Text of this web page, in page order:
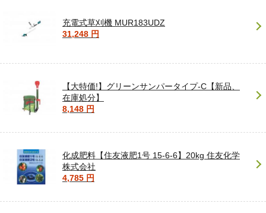
充電式草刈機 MUR183UDZ
31,248 円
【大特価!】グリーンサンパータイプ-C【新品、
在庫処分】
8,148 円
化成肥料【住友液肥1号 15-6-6】20kg 住友化学
株式会社
4,785 円